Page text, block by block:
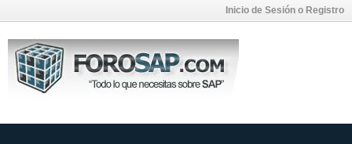
Inicio de Sesión o Registro